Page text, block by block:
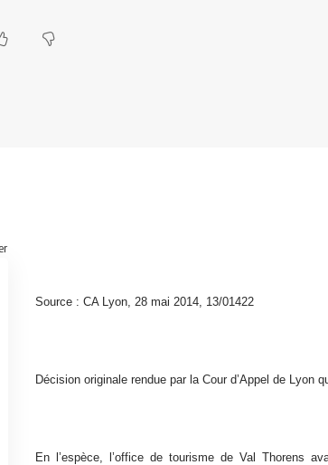
Source : CA Lyon, 28 mai 2014, 13/01422
Décision originale rendue par la Cour d’Appel de Lyon
En l’espèce, l’office de tourisme de Val Thorens